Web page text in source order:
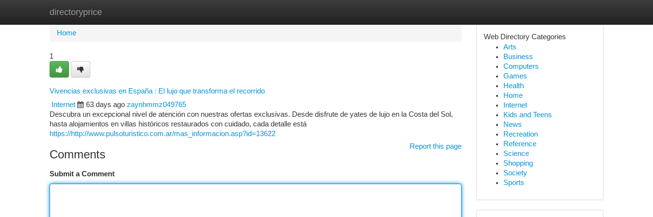
directoryprice
Home New Site Listings
Home
1
Vivencias exclusivas en España : El lujo que transforma el recorrido
Internet
63 days ago zaynhmmz049765
Descubra un excepcional nivel de atención con nuestras ofertas exclusivas. Desde disfrute de yates de lujo en la Costa del Sol,
hasta alojamientos en villas históricos restaurados con cuidado, cada detalle está
https://http://www.pulsoturistico.com.ar/mas_informacion.asp?id=13622
Report this page
Comments
Submit a Comment
Web Directory Categories
Arts
Business
Computers
Games
Health
Home
Internet
Kids and Teens
News
Recreation
Reference
Science
Shopping
Society
Sports